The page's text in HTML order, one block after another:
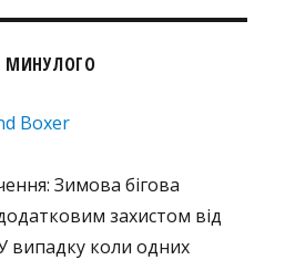
МИНУЛОГО
Boxer
Зимова бігова
захистом від
випадку коли одних